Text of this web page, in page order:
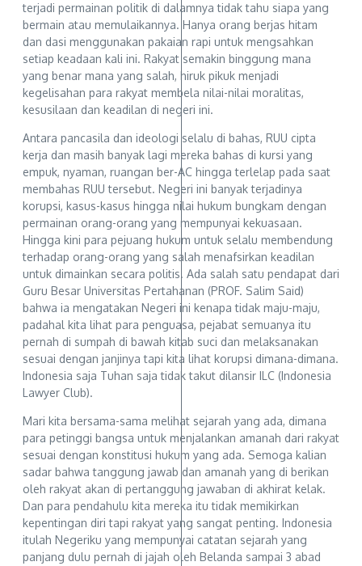
terjadi permainan politik di dalamnya tidak tahu siapa yang
bermain atau memulaikannya. Hanya orang berjas hitam
dan dasi menggunakan pakaian rapi untuk mengsahkan
setiap keadaan kali ini. Rakyat semakin binggung mana
yang benar mana yang salah, hiruk pikuk menjadi
kegelisahan para rakyat membela nilai-nilai moralitas,
kesusilaan dan keadilan di negeri ini.
Antara pancasila dan ideologi selalu di bahas, RUU cipta
kerja dan masih banyak lagi mereka bahas di kursi yang
empuk, nyaman, ruangan ber-AC hingga terlelap pada saat
membahas RUU tersebut. Negeri ini banyak terjadinya
korupsi, kasus-kasus hingga nilai hukum bungkam dengan
permainan orang-orang yang mempunyai kekuasaan.
Hingga kini para pejuang hukum untuk selalu membendung
terhadap orang-orang yang salah menafsirkan keadilan
untuk dimainkan secara politis. Ada salah satu pendapat dari
Guru Besar Universitas Pertahanan (PROF. Salim Said)
bahwa ia mengatakan Negeri ini kenapa tidak maju-maju,
padahal kita lihat para penguasa, pejabat semuanya itu
pernah di sumpah di bawah kitab suci dan melaksanakan
sesuai dengan janjinya tapi kita lihat korupsi dimana-dimana.
Indonesia saja Tuhan saja tidak takut dilansir ILC (Indonesia
Lawyer Club).
Mari kita bersama-sama melihat sejarah yang ada, dimana
para petinggi bangsa untuk menjalankan amanah dari rakyat
sesuai dengan konstitusi hukum yang ada. Semoga kalian
sadar bahwa tanggung jawab dan amanah yang di berikan
oleh rakyat akan di pertanggung jawaban di akhirat kelak.
Dan para pendahulu kita mereka itu tidak memikirkan
kepentingan diri tapi rakyat yang sangat penting. Indonesia
itulah Negeriku yang mempunyai catatan sejarah yang
panjang dulu pernah di jajah oleh Belanda sampai 3 abad